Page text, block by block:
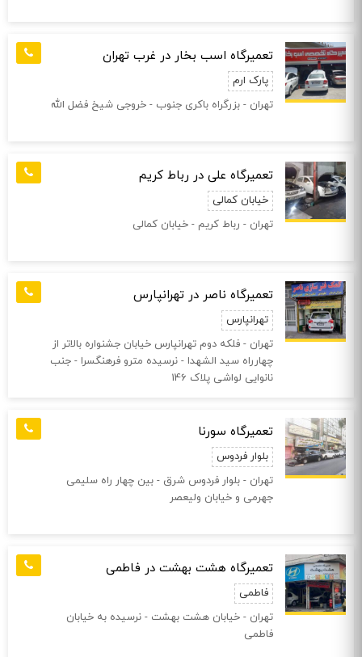
تعمیرگاه اسب بخار در غرب تهران
پارک ارم
تهران - بزرگراه باکری جنوب - خروجی شیخ فضل الله
تعمیرگاه علی در رباط کریم
خیابان کمالی
تهران - رباط کریم - خیابان کمالی
تعمیرگاه ناصر در تهرانپارس
تهرانپارس
تهران - فلکه دوم تهرانپارس خیابان جشنواره بالاتر از
چهارراه سید الشهدا - نرسیده مترو فرهنگسرا - جنب
نانوایی لواشی پلاک 146
تعمیرگاه سورنا
بلوار فردوس
تهران - بلوار فردوس شرق - بین چهار راه سلیمی
جهرمی و خیابان ولیعصر
تعمیرگاه هشت بهشت در فاطمی
فاطمی
تهران - خیابان هشت بهشت - نرسیده به خیابان
فاطمی